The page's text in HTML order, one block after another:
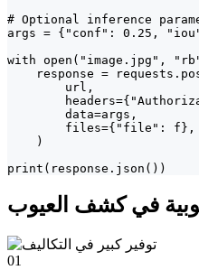
# Optional inference
args = {"conf": 0.25,
with open("image.jpg",
response =
        url,
        data=args,
        files={"file": f},
    )
print(response.json())
في كشف العيوب
01